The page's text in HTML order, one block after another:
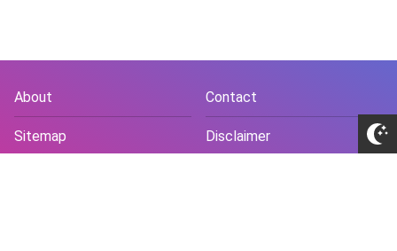
About Contact
Sitemap Disclaimer